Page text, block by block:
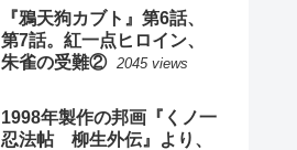
『鴉天狗カブト』第6話、
第7話。紅一点ヒロイン、
朱雀の受難② 2045 views
1998年製作の邦画『くノ一
忍法帖 柳生外伝』より、